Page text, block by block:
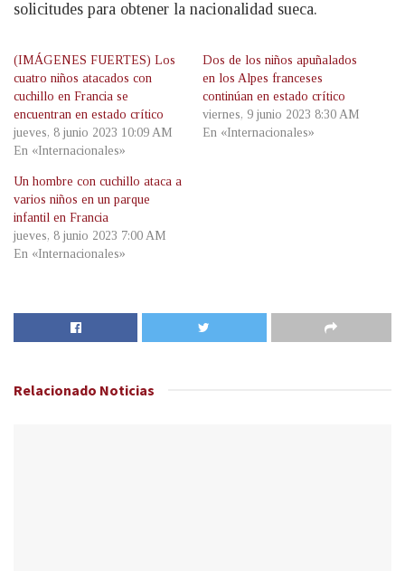
solicitudes para obtener la nacionalidad sueca.
(IMÁGENES FUERTES) Los
cuatro niños atacados con
cuchillo en Francia se
encuentran en estado crítico
jueves, 8 junio 2023 10:09 AM
En «Internacionales»
Dos de los niños apuñalados
en los Alpes franceses
continúan en estado crítico
viernes, 9 junio 2023 8:30 AM
En «Internacionales»
Un hombre con cuchillo ataca a
varios niños en un parque
infantil en Francia
jueves, 8 junio 2023 7:00 AM
En «Internacionales»
Relacionado Noticias